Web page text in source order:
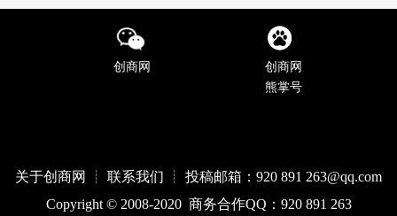
创商网
创商网
熊掌号
关于创商网 ┊ 联系我们 ┊ 投稿邮箱：920 891 263@qq.com
Copyright © 2008-2020 商务合作QQ：920 891 263